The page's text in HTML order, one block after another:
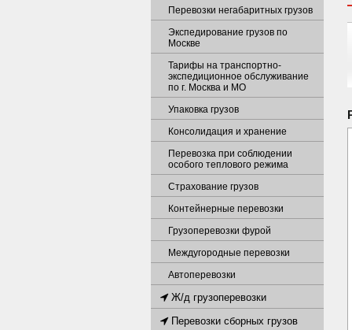
Перевозки негабаритных грузов
Экспедирование грузов по
Москве
Тарифы на транспортно-
экспедиционное обслуживание
по г. Москва и МО
Упаковка грузов
Консолидация и хранение
Перевозка при соблюдении
особого теплового режима
Страхование грузов
Контейнерные перевозки
Грузоперевозки фурой
Междугородные перевозки
Автоперевозки
Ж/д грузоперевозки
Перевозки сборных грузов